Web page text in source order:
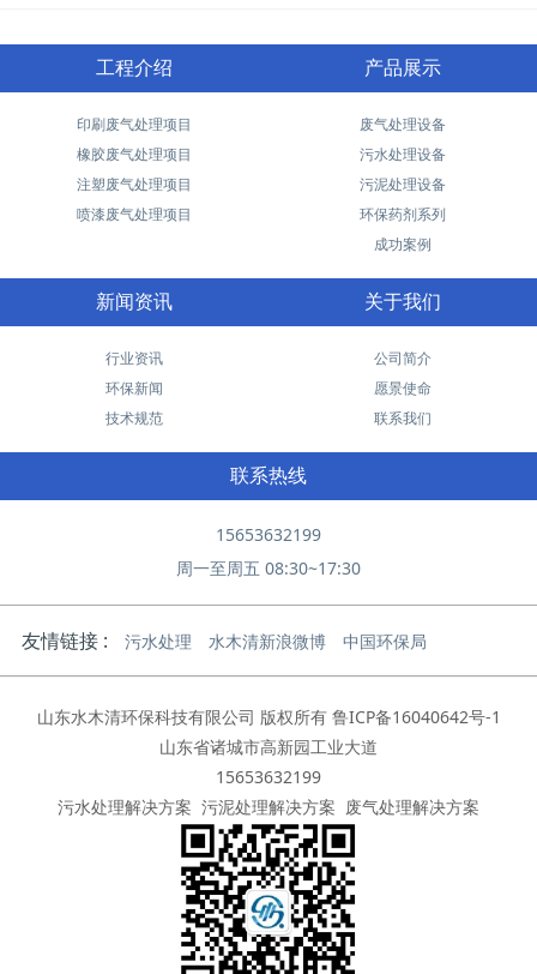
工程介绍
印刷废气处理项目
橡胶废气处理项目
注塑废气处理项目
喷漆废气处理项目
产品展示
废气处理设备
污水处理设备
污泥处理设备
环保药剂系列
成功案例
新闻资讯
行业资讯
环保新闻
技术规范
关于我们
公司简介
愿景使命
联系我们
联系热线
15653632199
周一至周五 08:30~17:30
友情链接 : 污水处理 水木清新浪微博 中国环保局
山东水木清环保科技有限公司 版权所有 鲁ICP备16040642号-1
山东省诸城市高新园工业大道
15653632199
污水处理解决方案 污泥处理解决方案 废气处理解决方案